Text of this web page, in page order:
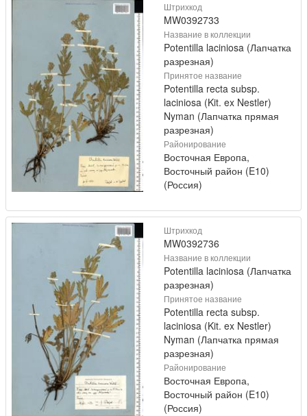
Штрихкод
MW0392733
Название в коллекции
Potentilla laciniosa (Лапчатка
разрезная)
Принятое название
Potentilla recta subsp.
laciniosa (Kit. ex Nestler)
Nyman (Лапчатка прямая
разрезная)
Районирование
Восточная Европа,
Восточный район (E10)
(Россия)
Штрихкод
MW0392736
Название в коллекции
Potentilla laciniosa (Лапчатка
разрезная)
Принятое название
Potentilla recta subsp.
laciniosa (Kit. ex Nestler)
Nyman (Лапчатка прямая
разрезная)
Районирование
Восточная Европа,
Восточный район (E10)
(Россия)